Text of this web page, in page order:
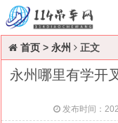
首页 > 永州 正文
永州哪里有学开
发布时间：